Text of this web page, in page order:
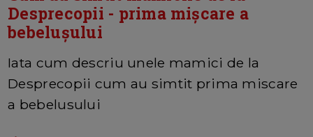
Desprecopii - prima mișcare a
bebelușului
Iata cum descriu unele mamici de la
Desprecopii cum au simtit prima miscare
a bebelusului